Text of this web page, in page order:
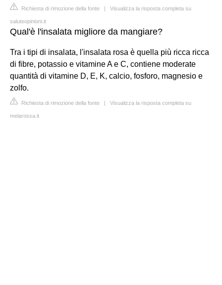
Richiesta di rimozione della fonte | Visualizza la risposta completa su
saluteopinioni.it
Qual'è l'insalata migliore da mangiare?
Tra i tipi di insalata, l'insalata rosa è quella più ricca ricca
di fibre, potassio e vitamine A e C, contiene moderate
quantità di vitamine D, E, K, calcio, fosforo, magnesio e
zolfo.
Richiesta di rimozione della fonte | Visualizza la risposta completa su
melarossa.it